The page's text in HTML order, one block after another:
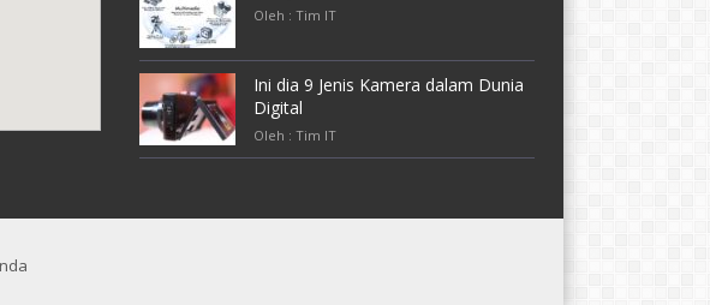
Oleh : Tim IT
Ini dia 9 Jenis Kamera dalam Dunia
Digital
Oleh : Tim IT